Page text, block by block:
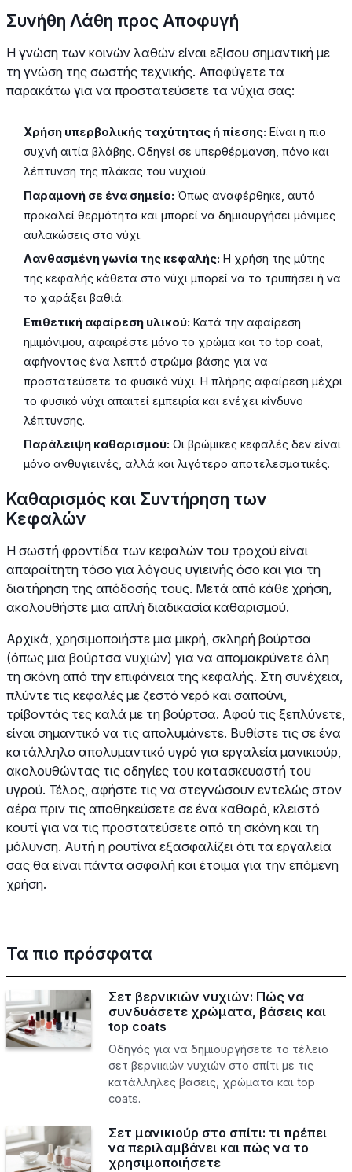
Συνήθη Λάθη προς Αποφυγή
Η γνώση των κοινών λαθών είναι εξίσου σημαντική με
τη γνώση της σωστής τεχνικής. Αποφύγετε τα
παρακάτω για να προστατεύσετε τα νύχια σας:
Χρήση υπερβολικής ταχύτητας ή πίεσης: Είναι η πιο
συχνή αιτία βλάβης. Οδηγεί σε υπερθέρμανση, πόνο και
λέπτυνση της πλάκας του νυχιού.
Παραμονή σε ένα σημείο: Όπως αναφέρθηκε, αυτό
προκαλεί θερμότητα και μπορεί να δημιουργήσει μόνιμες
αυλακώσεις στο νύχι.
Λανθασμένη γωνία της κεφαλής: Η χρήση της μύτης
της κεφαλής κάθετα στο νύχι μπορεί να το τρυπήσει ή να
το χαράξει βαθιά.
Επιθετική αφαίρεση υλικού: Κατά την αφαίρεση
ημιμόνιμου, αφαιρέστε μόνο το χρώμα και το top coat,
αφήνοντας ένα λεπτό στρώμα βάσης για να
προστατεύσετε το φυσικό νύχι. Η πλήρης αφαίρεση μέχρι
το φυσικό νύχι απαιτεί εμπειρία και ενέχει κίνδυνο
λέπτυνσης.
Παράλειψη καθαρισμού: Οι βρώμικες κεφαλές δεν είναι
μόνο ανθυγιεινές, αλλά και λιγότερο αποτελεσματικές.
Καθαρισμός και Συντήρηση των
Κεφαλών
Η σωστή φροντίδα των κεφαλών του τροχού είναι
απαραίτητη τόσο για λόγους υγιεινής όσο και για τη
διατήρηση της απόδοσής τους. Μετά από κάθε χρήση,
ακολουθήστε μια απλή διαδικασία καθαρισμού.
Αρχικά, χρησιμοποιήστε μια μικρή, σκληρή βούρτσα
(όπως μια βούρτσα νυχιών) για να απομακρύνετε όλη
τη σκόνη από την επιφάνεια της κεφαλής. Στη συνέχεια,
πλύντε τις κεφαλές με ζεστό νερό και σαπούνι,
τρίβοντάς τες καλά με τη βούρτσα. Αφού τις ξεπλύνετε,
είναι σημαντικό να τις απολυμάνετε. Βυθίστε τις σε ένα
κατάλληλο απολυμαντικό υγρό για εργαλεία μανικιούρ,
ακολουθώντας τις οδηγίες του κατασκευαστή του
υγρού. Τέλος, αφήστε τις να στεγνώσουν εντελώς στον
αέρα πριν τις αποθηκεύσετε σε ένα καθαρό, κλειστό
κουτί για να τις προστατεύσετε από τη σκόνη και τη
μόλυνση. Αυτή η ρουτίνα εξασφαλίζει ότι τα εργαλεία
σας θα είναι πάντα ασφαλή και έτοιμα για την επόμενη
χρήση.
Τα πιο πρόσφατα
Σετ βερνικιών νυχιών: Πώς να
συνδυάσετε χρώματα, βάσεις και
top coats
Οδηγός για να δημιουργήσετε το τέλειο
σετ βερνικιών νυχιών στο σπίτι με τις
κατάλληλες βάσεις, χρώματα και top
coats.
Σετ μανικιούρ στο σπίτι: τι πρέπει
να περιλαμβάνει και πώς να το
χρησιμοποιήσετε